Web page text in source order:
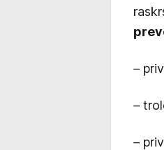
–
–
–